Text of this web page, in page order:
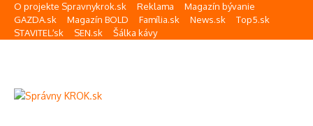
Preskočiť na obsah
O projekte Spravnykrok.sk Reklama
Magazín bývanie
GAZDA.sk
Magazín BOLD Família.sk News.sk
Top5.sk
STAVITEĽ.sk
SEN.sk Šálka kávy